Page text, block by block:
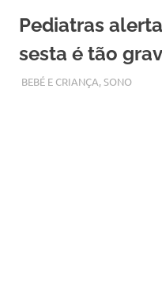
contentPediatras
sesta é tão
SETEMBRO 26, 2017
ADMIN
BEBÉ E CRIANÇA,SONO